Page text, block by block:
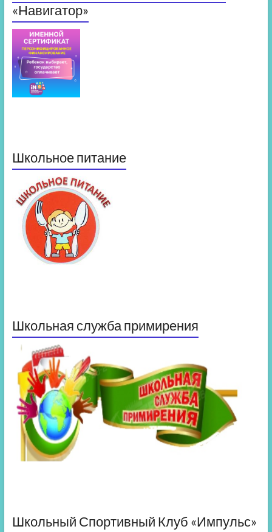
«Навигатор»
Школьное питание
Школьная служба примирения
Школьный Спортивный Клуб «Импульс»